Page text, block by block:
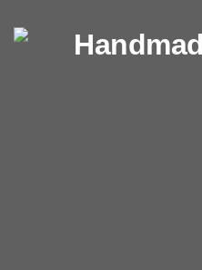
Перейти к содержимому